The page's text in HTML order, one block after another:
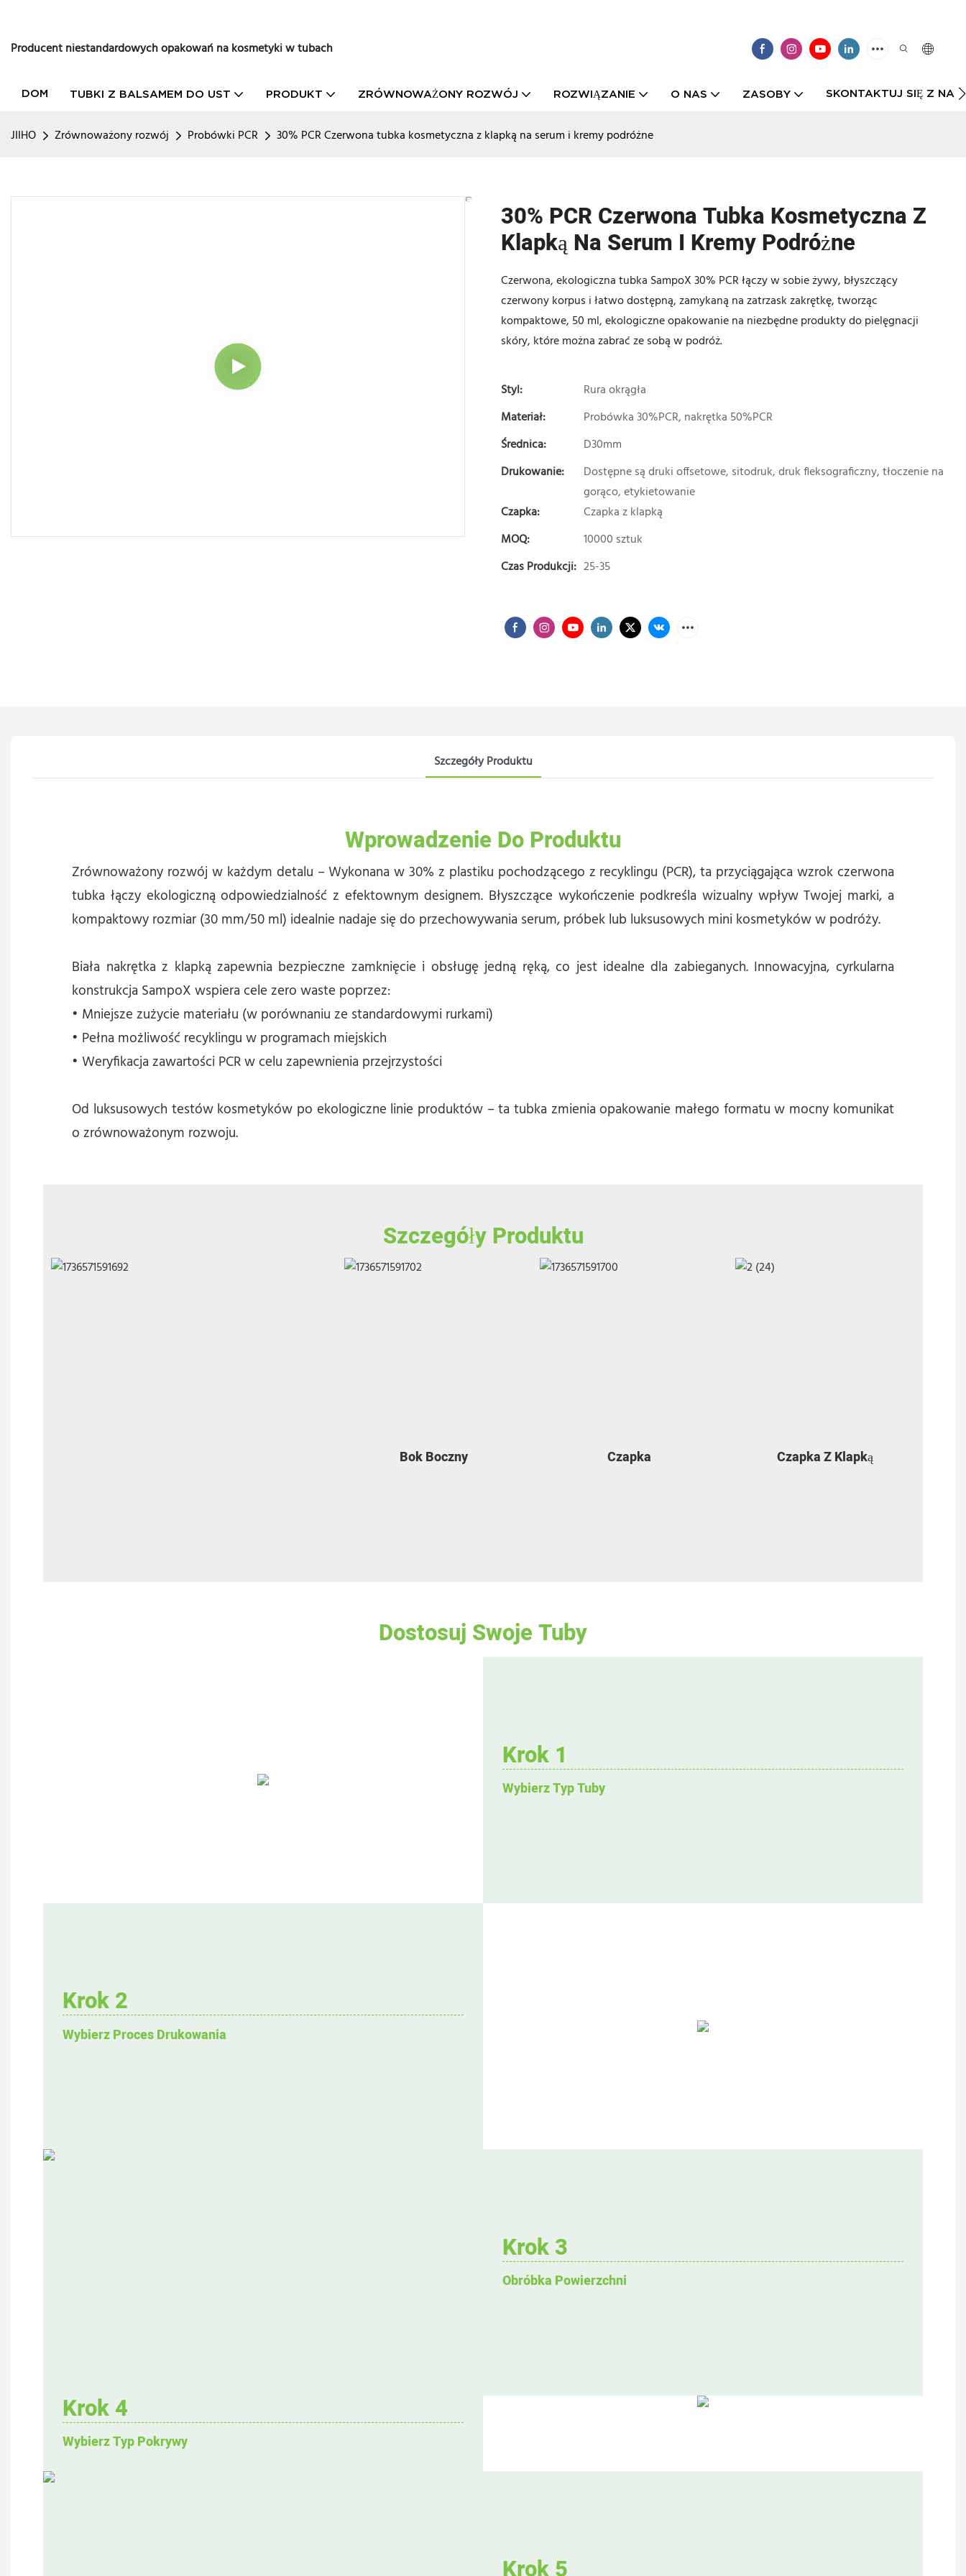
Producent niestandardowych opakowań na kosmetyki w tubach
DOM TUBKI Z BALSAMEM DO UST PRODUKT ZRÓWNOWAŻONY ROZWÓJ ROZWIĄZANIE O NAS ZASOBY SKONTAKTUJ SIĘ Z NAMI
JIIHO Zrównoważony rozwój Probówki PCR 30% PCR Czerwona tubka kosmetyczna z klapką na serum i kremy podróżne
30% PCR Czerwona Tubka Kosmetyczna Z
Klapką Na Serum I Kremy Podróżne
Czerwona, ekologiczna tubka SampoX 30% PCR łączy w sobie żywy, błyszczący
czerwony korpus i łatwo dostępną, zamykaną na zatrzask zakrętkę, tworząc
kompaktowe, 50 ml, ekologiczne opakowanie na niezbędne produkty do pielęgnacji
skóry, które można zabrać ze sobą w podróż.
Styl:
Rura okrągła
Materiał:
Probówka 30%PCR, nakrętka 50%PCR
Średnica:
D30mm
Drukowanie:
Dostępne są druki offsetowe, sitodruk, druk fleksograficzny, tłoczenie na
gorąco, etykietowanie
Czapka:
Czapka z klapką
MOQ:
10000 sztuk
Czas Produkcji: 25-35
Szczegóły Produktu
Wprowadzenie Do Produktu
Zrównoważony rozwój w każdym detalu – Wykonana w 30% z plastiku pochodzącego z recyklingu (PCR), ta przyciągająca wzrok czerwona
tubka łączy ekologiczną odpowiedzialność z efektownym designem. Błyszczące wykończenie podkreśla wizualny wpływ Twojej marki, a
kompaktowy rozmiar (30 mm/50 ml) idealnie nadaje się do przechowywania serum, próbek lub luksusowych mini kosmetyków w podróży.
Biała nakrętka z klapką zapewnia bezpieczne zamknięcie i obsługę jedną ręką, co jest idealne dla zabieganych. Innowacyjna, cyrkularna
konstrukcja SampoX wspiera cele zero waste poprzez:
• Mniejsze zużycie materiału (w porównaniu ze standardowymi rurkami)
• Pełna możliwość recyklingu w programach miejskich
• Weryfikacja zawartości PCR w celu zapewnienia przejrzystości
Od luksusowych testów kosmetyków po ekologiczne linie produktów – ta tubka zmienia opakowanie małego formatu w mocny komunikat
o zrównoważonym rozwoju.
Szczegóły Produktu
Bok Boczny Czapka Czapka Z Klapką
Dostosuj Swoje Tuby
Krok 1
Wybierz Typ Tuby
Krok 2
Wybierz Proces Drukowania
Krok 3
Obróbka Powierzchni
Krok 4
Wybierz Typ Pokrywy